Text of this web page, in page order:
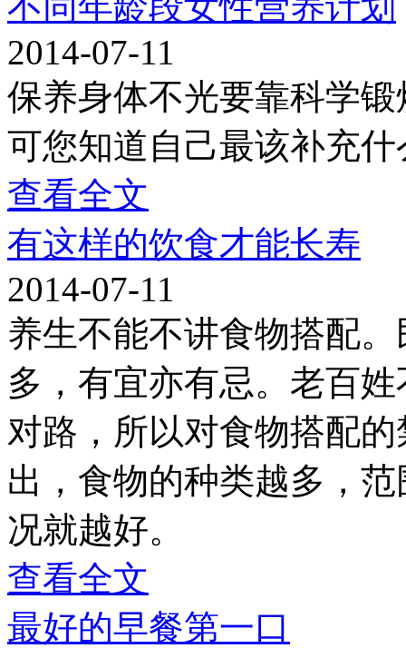
2014-07-11
保养身体不光要靠科学
可您知道自己最该补充什
查看全文
有这样的饮食才能长寿
2014-07-11
养生不能不讲食物搭配
多，有宜亦有忌。老百
对路，所以对食物搭配
出，食物的种类越多，
况就越好。
查看全文
最好的早餐第一口